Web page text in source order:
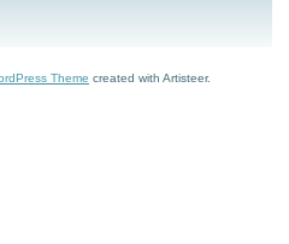
Theme created with Artisteer.